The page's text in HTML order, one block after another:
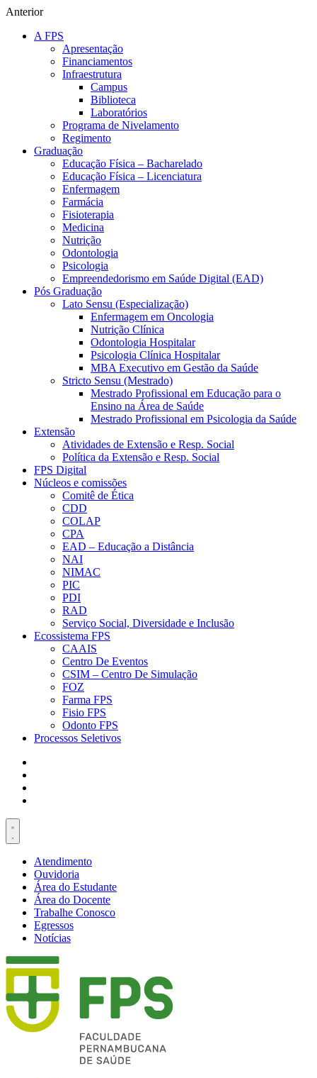
Anterior
A FPS
Apresentação
Financiamentos
Infraestrutura
Campus
Biblioteca
Laboratórios
Programa de Nivelamento
Regimento
Graduação
Educação Física – Bacharelado
Educação Física – Licenciatura
Enfermagem
Farmácia
Fisioterapia
Medicina
Nutrição
Odontologia
Psicologia
Empreendedorismo em Saúde Digital (EAD)
Pós Graduação
Lato Sensu (Especialização)
Enfermagem em Oncologia
Nutrição Clínica
Odontologia Hospitalar
Psicologia Clínica Hospitalar
MBA Executivo em Gestão da Saúde
Stricto Sensu (Mestrado)
Mestrado Profissional em Educação para o
Ensino na Área de Saúde
Mestrado Profissional em Psicologia da Saúde
Extensão
Atividades de Extensão e Resp. Social
Política da Extensão e Resp. Social
FPS Digital
Núcleos e comissões
Comitê de Ética
CDD
COLAP
CPA
EAD – Educação a Distância
NAI
NIMAC
PIC
PDI
RAD
Serviço Social, Diversidade e Inclusão
Ecossistema FPS
CAAIS
Centro De Eventos
CSIM – Centro De Simulação
FOZ
Farma FPS
Fisio FPS
Odonto FPS
Processos Seletivos
Atendimento
Ouvidoria
Área do Estudante
Área do Docente
Trabalhe Conosco
Egressos
Notícias